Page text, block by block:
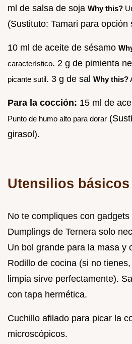
ml de salsa de soja Why this?
(Sustituto: Tamari para opción
10 ml de aceite de sésamo
característico. 2 g de pimienta
picante sutil. 3 g de sal Why this?
Para la cocción: 15 ml de
Punto de humo alto para dorar
girasol).
Utensilios
No te compliques con
Dumplings de Ternera solo
Un bol grande para la masa y
Rodillo de cocina (si no
limpia sirve perfectamente).
con tapa hermética.
Cuchillo afilado para picar la
microscópicos.